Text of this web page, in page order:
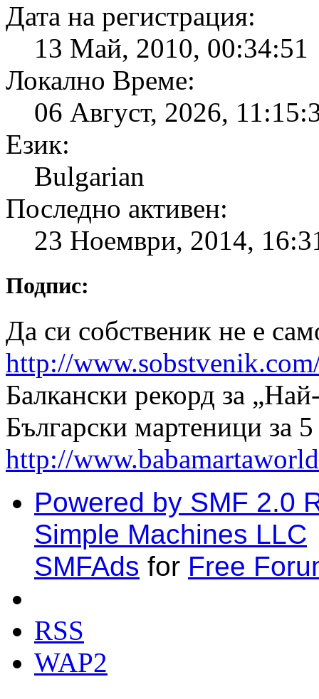
Дата на регистрация:
13 Май, 2010, 00:34:51
Локално Време:
06 Август, 2026,
Език:
Bulgarian
Последно активен:
23 Ноември, 2014,
Подпис:
Да си собственик не е
http://
Балкански рекорд за
Български мартеници за
http://
Powered by SMF 2.0
Simple Machines LLC
SMFAds for Free
RSS
WAP2